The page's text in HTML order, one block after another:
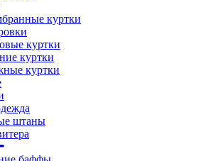
куртки
куртки
куртки
куртки
штаны